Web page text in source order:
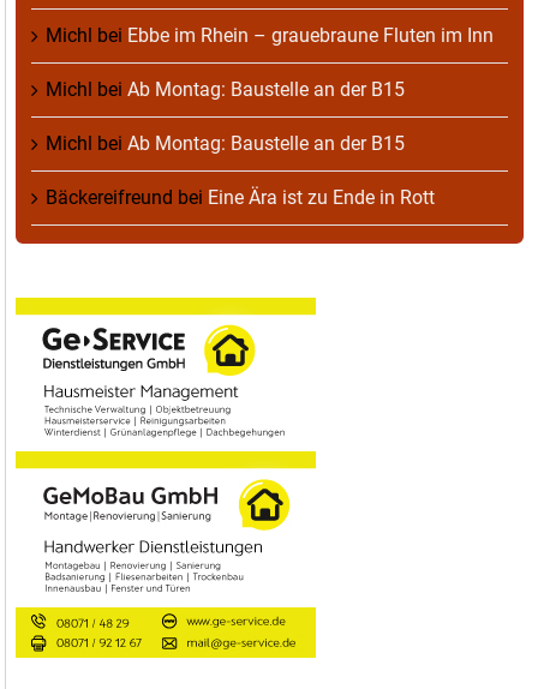
Michl bei Ebbe im Rhein – grauebraune Fluten im Inn
Michl bei Ab Montag: Baustelle an der B15
Michl bei Ab Montag: Baustelle an der B15
Bäckereifreund bei Eine Ära ist zu Ende in Rott